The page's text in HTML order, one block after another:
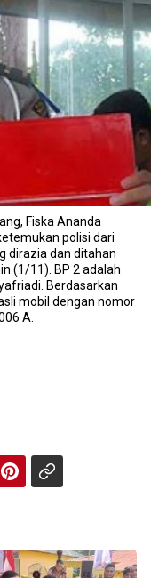
Fiska Ananda
polisi dari
dirazia dan ditahan
(1/11). BP 2 adalah
Berdasarkan
mobil dengan nomor
A.